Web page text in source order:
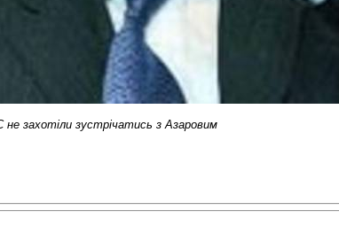
не захотіли зустрічатись з Азаровим